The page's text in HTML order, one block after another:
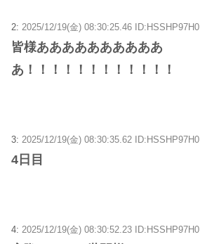
2: 2025/12/19(金) 08:30:25.46 ID:HSSHP97H0
皆様ああああああああああ
あ！！！！！！！！！！！！
3: 2025/12/19(金) 08:30:35.62 ID:HSSHP97H0
4日目
4: 2025/12/19(金) 08:30:52.23 ID:HSSHP97H0